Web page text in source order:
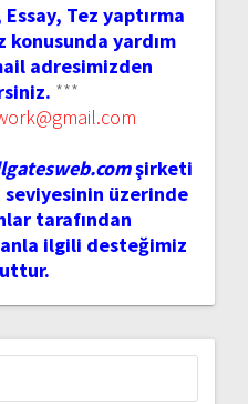
Tez yaptırma
yardım
adresimizden
***
şirketi
üzerinde
tarafından
ilgili desteğimiz